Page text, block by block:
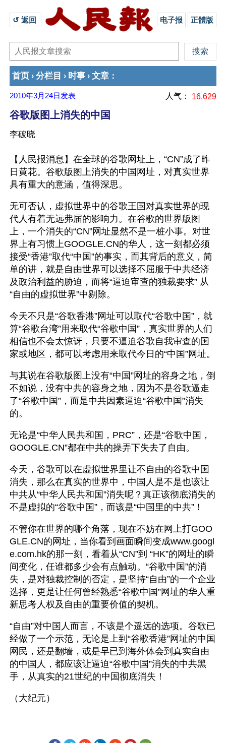
↺ 返回 电子报 正體版
首页 › 分栏目 › 时事 › 文章 ：
2010年3月24日 发表 人气： 16,629
谷歌版图上消失的中国
李破晓
【人民报消息】在全球的谷歌网址上，“CN”成了昨
日黄花。谷歌版图上消失的中国网址，对真实世界
具有重大的意涵，值得深思。
无可否认，虚拟世界中的谷歌王国对真实世界的现
代人有着无远弗届的影响力。在谷歌的世界版图
上，一个消失的“CN”网址显然不是一桩小事。对世
界上有习惯上GOOGLE.CN的华人，这一刻都必须
接受“香港”取代“中国”的事实，而其背后的意义，简
单的讲，就是自由世界可以选择不屈服于中共经济
及政治利益的胁迫，而将“逼迫审查的独裁要求” 从
“自由的虚拟世界”中剔除。
今天不只是“谷歌香港”网址可以取代“谷歌中国”，就
算“谷歌台湾”用来取代“谷歌中国”，真实世界的人们
相信也不会太惊讶，只要不逼迫谷歌自我审查的国
家或地区，都可以考虑用来取代今日的“中国”网址。
与其说在谷歌版图上没有“中国”网址的容身之地，倒
不如说，没有中共的容身之地，因为不是谷歌逼走
了“谷歌中国”，而是中共因素逼迫“谷歌中国”消失
的。
无论是“中华人民共和国，PRC”，还是“谷歌中国，
GOOGLE.CN”都在中共的操弄下失去了自由。
今天，谷歌可以在虚拟世界里让不自由的谷歌中国
消失，那么在真实的世界中，中国人是不是也该让
中共从“中华人民共和国”消失呢？真正该彻底消失的
不是虚拟的“谷歌中国”，而该是“中国里的中共”！
不管你在世界的哪个角落，现在不妨在网上打GOO
GLE.CN的网址，当你看到画面瞬间变成www.googl
e.com.hk的那一刻，看着从“CN”到 “HK”的网址的瞬
间变化，任谁都多少会有点触动。“谷歌中国”的消
失，是对独裁控制的否定，是坚持“自由”的一个企业
选择，更是让任何曾经熟悉“谷歌中国”网址的华人重
新思考人权及自由的重要价值的契机。
“自由”对中国人而言，不该是个遥远的选项。谷歌已
经做了一个示范，无论是上到“谷歌香港”网址的中国
网民，还是翻墙，或是早已到海外体会到真实自由
的中国人，都应该让逼迫“谷歌中国”消失的中共黑
手，从真实的21世纪的中国彻底消失！